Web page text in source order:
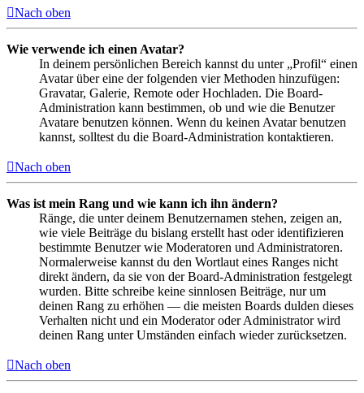
Nach oben
Wie verwende ich einen Avatar?
In deinem persönlichen Bereich kannst du unter „Profil“ einen
Avatar über eine der folgenden vier Methoden hinzufügen:
Gravatar, Galerie, Remote oder Hochladen. Die Board-
Administration kann bestimmen, ob und wie die Benutzer
Avatare benutzen können. Wenn du keinen Avatar benutzen
kannst, solltest du die Board-Administration kontaktieren.
Nach oben
Was ist mein Rang und wie kann ich ihn ändern?
Ränge, die unter deinem Benutzernamen stehen, zeigen an,
wie viele Beiträge du bislang erstellt hast oder identifizieren
bestimmte Benutzer wie Moderatoren und Administratoren.
Normalerweise kannst du den Wortlaut eines Ranges nicht
direkt ändern, da sie von der Board-Administration festgelegt
wurden. Bitte schreibe keine sinnlosen Beiträge, nur um
deinen Rang zu erhöhen — die meisten Boards dulden dieses
Verhalten nicht und ein Moderator oder Administrator wird
deinen Rang unter Umständen einfach wieder zurücksetzen.
Nach oben